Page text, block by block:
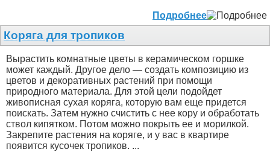
Подробнее
Коряга для тропиков
Вырастить комнатные цветы в керамическом горшке
может каждый. Другое дело — создать композицию из
цветов и декоративных растений при помощи
природного материала. Для этой цели подойдет
живописная сухая коряга, которую вам еще придется
поискать. Затем нужно счистить с нее кору и обработать
ствол кипятком. Потом можно покрыть ее и морилкой.
Закрепите растения на коряге, и у вас в квартире
появится кусочек тропиков. ...